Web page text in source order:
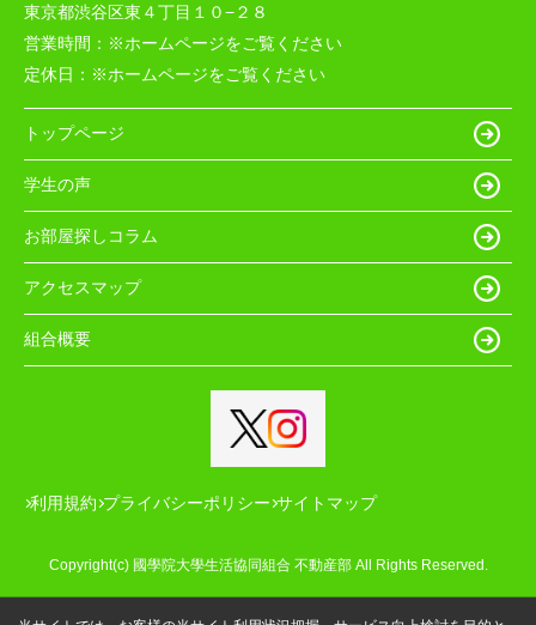
東京都渋谷区東４丁目１０−２８
営業時間： ※ホームページをご覧ください
定休日： ※ホームページをご覧ください
トップページ
学生の声
お部屋探しコラム
アクセスマップ
組合概要
利用規約 プライバシーポリシー サイトマップ
Copyright(c) 國學院大學生活協同組合 不動産部 All Rights Reserved.